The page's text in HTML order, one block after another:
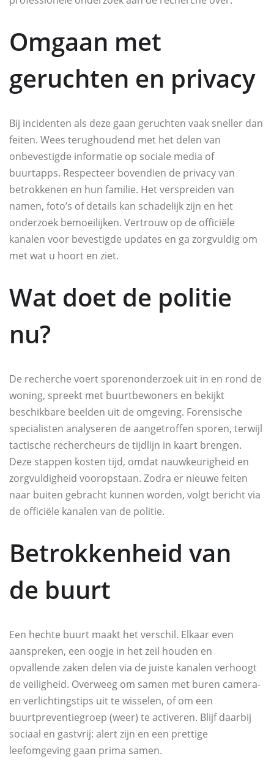
Omgaan met
geruchten en privacy
Bij incidenten als deze gaan geruchten vaak sneller dan
feiten. Wees terughoudend met het delen van
onbevestigde informatie op sociale media of
buurtapps. Respecteer bovendien de privacy van
betrokkenen en hun familie. Het verspreiden van
namen, foto’s of details kan schadelijk zijn en het
onderzoek bemoeilijken. Vertrouw op de officiële
kanalen voor bevestigde updates en ga zorgvuldig om
met wat u hoort en ziet.
Wat doet de politie
nu?
De recherche voert sporenonderzoek uit in en rond de
woning, spreekt met buurtbewoners en bekijkt
beschikbare beelden uit de omgeving. Forensische
specialisten analyseren de aangetroffen sporen, terwijl
tactische rechercheurs de tijdlijn in kaart brengen.
Deze stappen kosten tijd, omdat nauwkeurigheid en
zorgvuldigheid vooropstaan. Zodra er nieuwe feiten
naar buiten gebracht kunnen worden, volgt bericht via
de officiële kanalen van de politie.
Betrokkenheid van
de buurt
Een hechte buurt maakt het verschil. Elkaar even
aanspreken, een oogje in het zeil houden en
opvallende zaken delen via de juiste kanalen verhoogt
de veiligheid. Overweeg om samen met buren camera-
en verlichtingstips uit te wisselen, of om een
buurtpreventiegroep (weer) te activeren. Blijf daarbij
sociaal en gastvrij: alert zijn en een prettige
leefomgeving gaan prima samen.